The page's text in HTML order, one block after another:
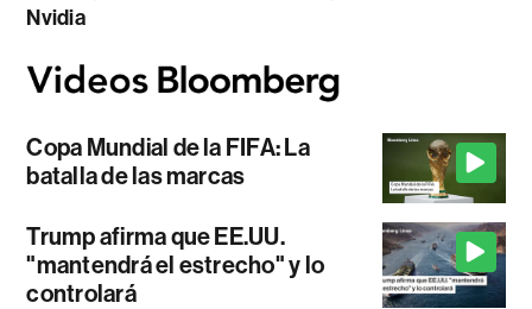
Nvidia
Copa Mundial de la FIFA: La
batalla de las marcas
Trump afirma que EE.UU.
"mantendrá el estrecho" y lo
controlará